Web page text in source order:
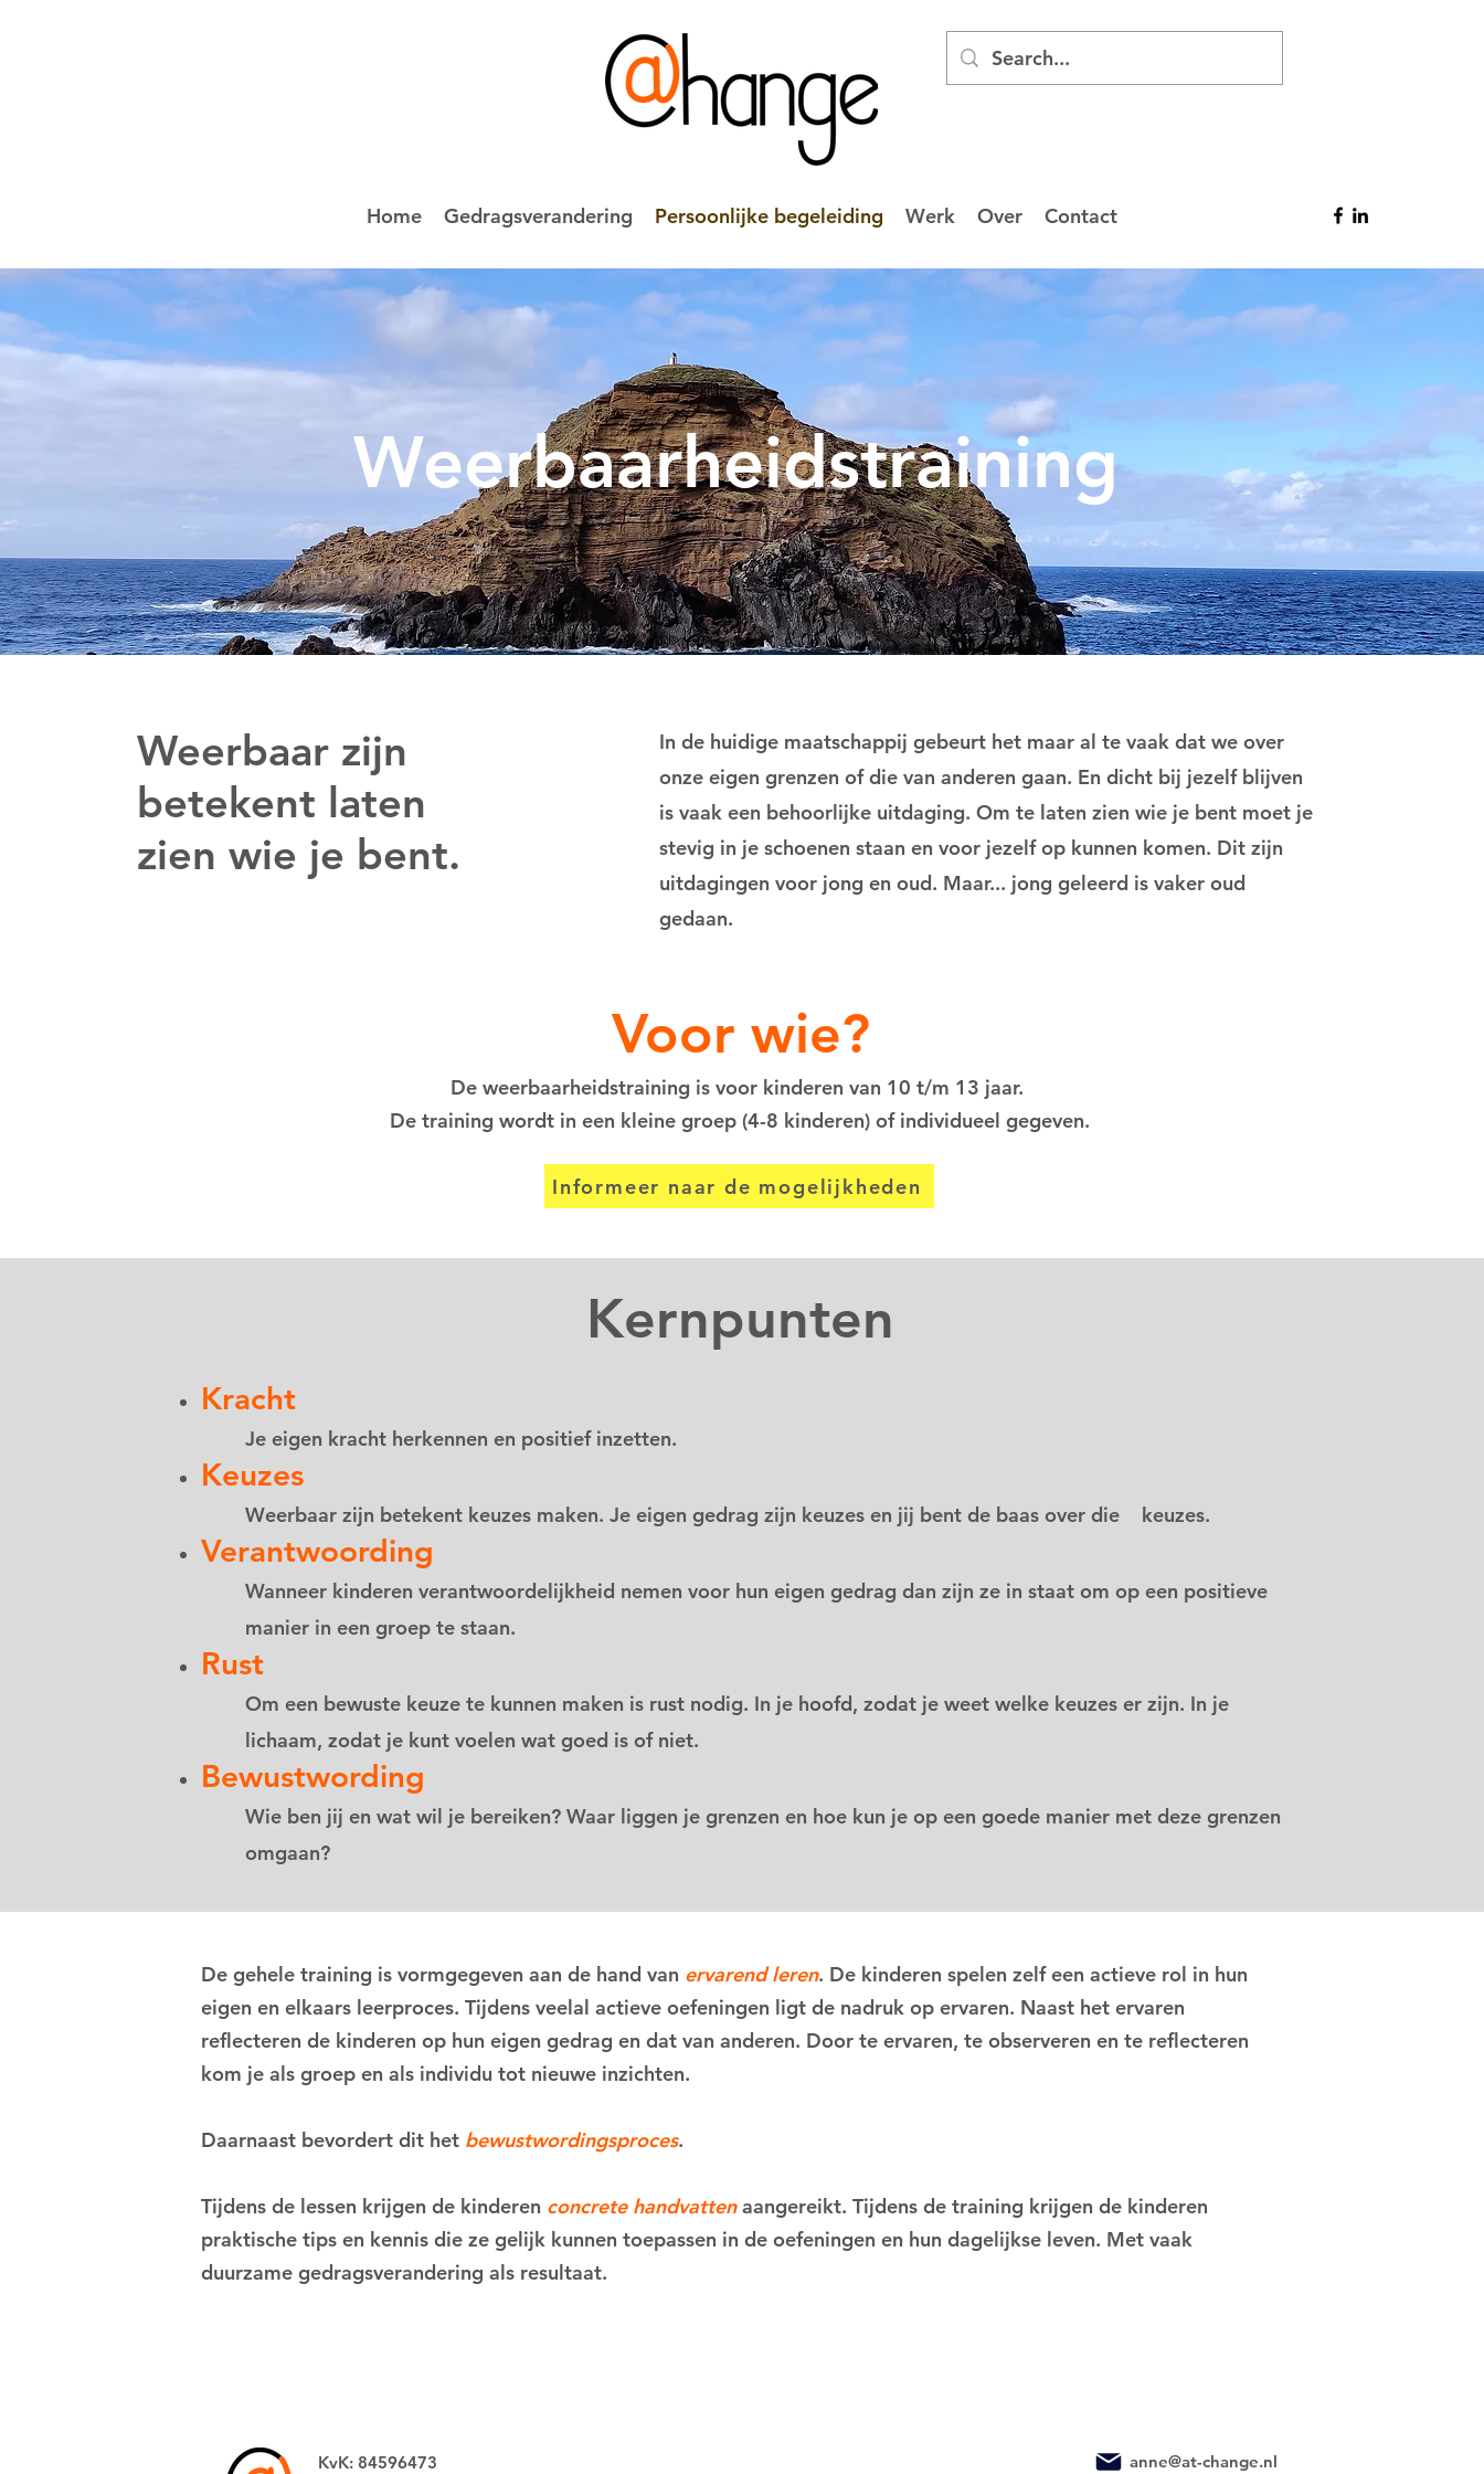
Home Gedragsverandering Persoonlijke begeleiding Werk Over Contact
Weerbaarheidstraining
Weerbaar zijn
betekent laten
zien wie je bent.
In de huidige maatschappij gebeurt het maar al te vaak dat we over
onze eigen grenzen of die van anderen gaan. En dicht bij jezelf blijven
is vaak een behoorlijke uitdaging. Om te laten zien wie je bent moet je
stevig in je schoenen staan en voor jezelf op kunnen komen. Dit zijn
uitdagingen voor jong en oud. Maar... jong geleerd is vaker oud
gedaan.
Voor wie?
De weerbaarheidstraining is voor kinderen van 10 t/m 13 jaar.
De training wordt in een kleine groep (4-8 kinderen) of individueel gegeven.
Informeer naar de mogelijkheden
Kernpunten
Kracht
Je eigen kracht herkennen en positief inzetten.​
Keuzes
Weerbaar zijn betekent keuzes maken. Je eigen gedrag zijn keuzes en jij bent de baas over die keuzes.
Verantwoording
Wanneer kinderen verantwoordelijkheid nemen voor hun eigen gedrag dan zijn ze in staat om op een positieve
manier in een groep te staan.
Rust
Om een bewuste keuze te kunnen maken is rust nodig. In je hoofd, zodat je weet welke keuzes er zijn. In je
lichaam, zodat je kunt voelen wat goed is of niet.
Bewustwording
Wie ben jij en wat wil je bereiken? Waar liggen je grenzen en hoe kun je op een goede manier met deze grenzen
omgaan?
De gehele training is vormgegeven aan de hand van ervarend leren. De kinderen spelen zelf een actieve rol in hun
eigen en elkaars leerproces. Tijdens veelal actieve oefeningen ligt de nadruk op ervaren. Naast het ervaren
reflecteren de kinderen op hun eigen gedrag en dat van anderen. Door te ervaren, te observeren en te reflecteren
kom je als groep en als individu tot nieuwe inzichten.
Daarnaast bevordert dit het bewustwordingsproces.
Tijdens de lessen krijgen de kinderen concrete handvattenaangereikt. Tijdens de training krijgen de kinderen
praktische tips en kennis die ze gelijk kunnen toepassen in de oefeningen en hun dagelijkse leven. Met vaak
duurzame gedragsverandering als resultaat.
KvK: 84596473 anne@at-change.nl